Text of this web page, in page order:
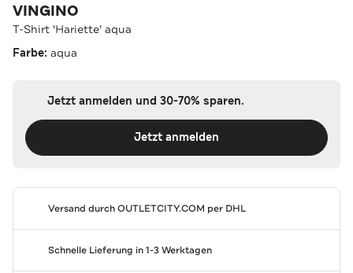
VINGINO
T-Shirt 'Hariette' aqua
Farbe: aqua
Jetzt anmelden und 30-70% sparen.
Jetzt anmelden
Versand durchOUTLETCITY.COM per DHL
Schnelle Lieferung in 1-3 Werktagen